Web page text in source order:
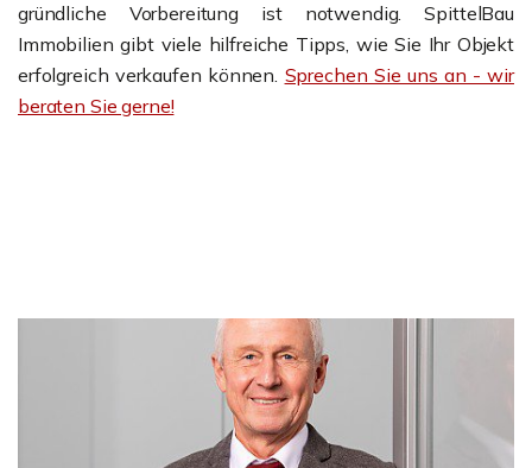
gründliche Vorbereitung ist notwendig. SpittelBau
Immobilien gibt viele hilfreiche Tipps, wie Sie Ihr Objekt
erfolgreich verkaufen können. Sprechen Sie uns an - wir
beraten Sie gerne!